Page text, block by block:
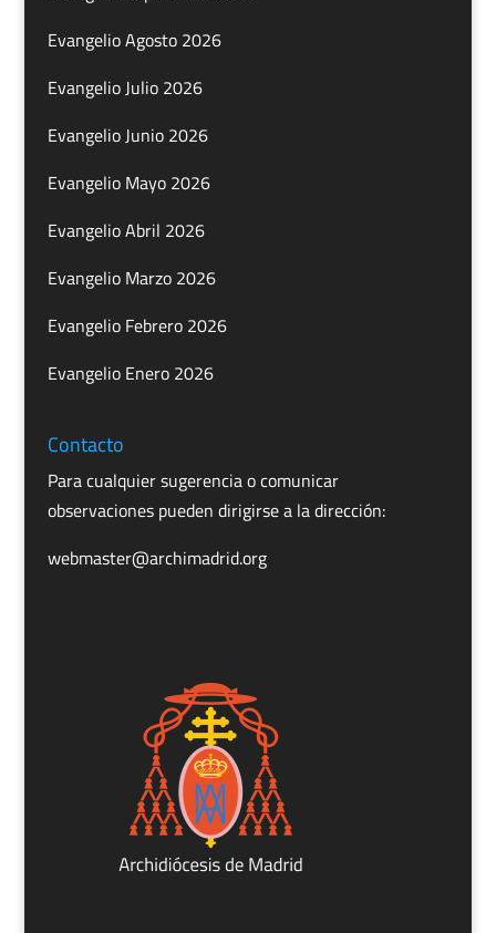
Evangelio Agosto 2026
Evangelio Julio 2026
Evangelio Junio 2026
Evangelio Mayo 2026
Evangelio Abril 2026
Evangelio Marzo 2026
Evangelio Febrero 2026
Evangelio Enero 2026
Contacto
Para cualquier sugerencia o comunicar
observaciones pueden dirigirse a la dirección:
webmaster@archimadrid.org